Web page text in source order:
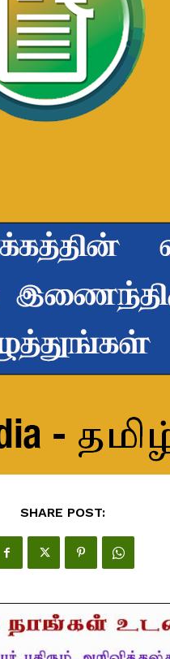
SHARE POST: